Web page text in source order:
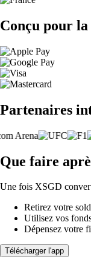
Conçu pour
Partenaires
Que faire
Une fois XSGD
Retirez votre
Utilisez vos
Dépensez votre
Télécharger l'app